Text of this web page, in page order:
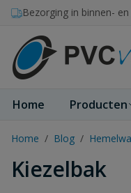
Ga naar de inhoud
Bezorging in binnen-
Home Producten
Home / Blog /
Kiezelbak